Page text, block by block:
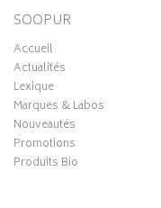
SOOPUR
Accueil
Actualités
Lexique
Marques & Labos
Nouveautés
Promotions
Produits Bio